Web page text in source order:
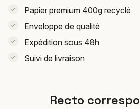
Papier premium 400g recyclé
Enveloppe de qualité
Expédition sous 48h
Suivi de livraison
Recto